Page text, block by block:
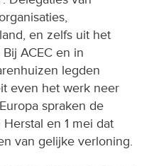
en zelfs uit het
ACEC en in
legden
even het werk neer
spraken de
en 1 mei dat
van gelijke verloning.